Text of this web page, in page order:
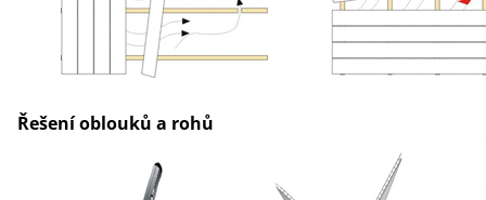
Řešení oblouků a rohů